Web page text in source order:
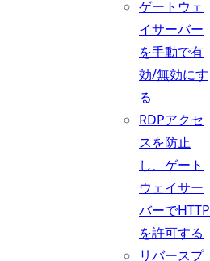
ゲートウェ
イサーバー
を手動で有
効/無効にす
る
RDPアクセ
スを防止
し、ゲート
ウェイサー
バーでHTTP
を許可する
リバースプ